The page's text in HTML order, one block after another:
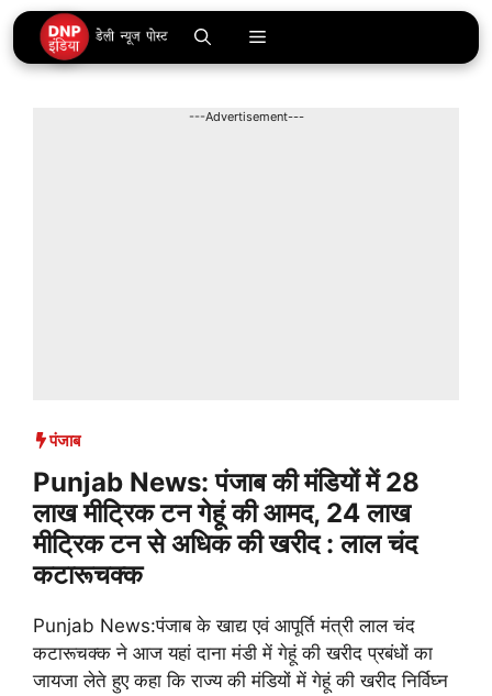
Skip
to
content
Menu
---Advertisement---
पंजाब
Punjab News: पंजाब की मंडियों में 28
लाख मीट्रिक टन गेहूं की आमद, 24 लाख
मीट्रिक टन से अधिक की खरीद : लाल चंद
कटारूचक्क
Punjab News:पंजाब के खाद्य एवं आपूर्ति मंत्री लाल चंद
कटारूचक्क ने आज यहां दाना मंडी में गेहूं की खरीद प्रबंधों का
जायजा लेते हुए कहा कि राज्य की मंडियों में गेहूं की खरीद निर्विघ्न